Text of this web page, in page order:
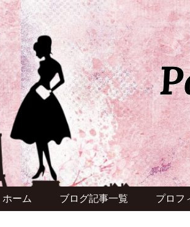
ホーム ブログ記事一覧 プロフ